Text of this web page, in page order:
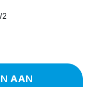
AAN